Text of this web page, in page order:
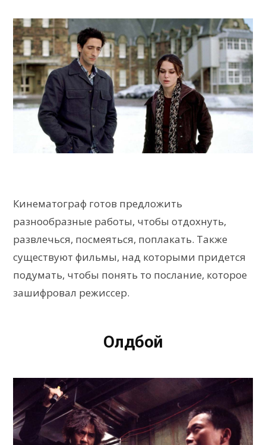
Кинематограф готов предложить
разнообразные работы, чтобы отдохнуть,
развлечься, посмеяться, поплакать. Также
существуют фильмы, над которыми придется
подумать, чтобы понять то послание, которое
зашифровал режиссер.
Олдбой